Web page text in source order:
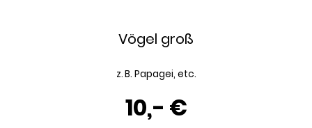
Vögel groß
z. B. Papagei, etc.
10,- €